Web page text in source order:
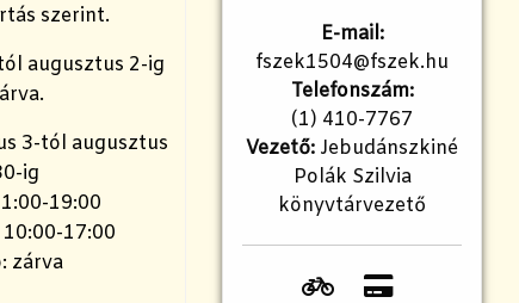
szerint.
augusztus 2-ig
3-tól augusztus
ig
19:00
10:00-17:00
zárva
E-mail:
fszek1504@fszek.hu
Telefonszám:
(1) 410-7767
Vezető: Jebudánszkiné
Polák Szilvia
könyvtárvezető